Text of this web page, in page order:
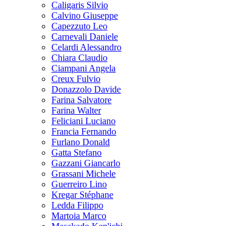
Caligaris Silvio
Calvino Giuseppe
Capezzuto Leo
Carnevali Daniele
Celardi Alessandro
Chiara Claudio
Ciampani Angela
Creux Fulvio
Donazzolo Davide
Farina Salvatore
Farina Walter
Feliciani Luciano
Francia Fernando
Furlano Donald
Gatta Stefano
Gazzani Giancarlo
Grassani Michele
Guerreiro Lino
Kregar Stéphane
Ledda Filippo
Martoia Marco